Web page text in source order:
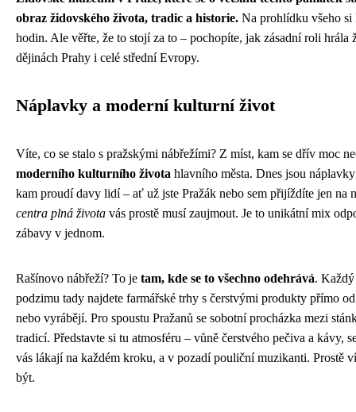
obraz židovského života, tradic a historie. Na prohlídku všeho
hodin. Ale věřte, že to stojí za to – pochopíte, jak zásadní roli hrála
dějinách Prahy i celé střední Evropy.
Náplavky a moderní kulturní život
Víte, co se stalo s pražskými nábřežími? Z míst, kam se dřív moc
moderního kulturního života hlavního města. Dnes jsou
kam proudí davy lidí – ať už jste Pražák nebo sem přijíždíte jen na
centra plná života vás prostě musí zaujmout. Je to unikátní mix
zábavy v jednom.
Rašínovo nábřeží? To je tam, kde se to všechno odehrává.
podzimu tady najdete farmářské trhy s čerstvými produkty přímo
nebo vyrábějí. Pro spoustu Pražanů se sobotní procházka mezi
tradicí. Představte si tu atmosféru – vůně čerstvého pečiva a kávy,
vás lákají na každém kroku, a v pozadí pouliční muzikanti. Prostě
být.